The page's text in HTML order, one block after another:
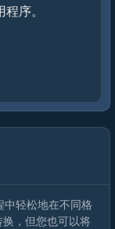
序。
中轻松地在不同格
，但您也可以将